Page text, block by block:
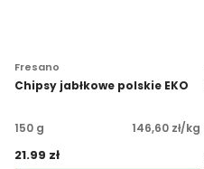
Fresano
Chipsy jabłkowe polskie EKO
150 g 146,60 zł/kg
21.99 zł